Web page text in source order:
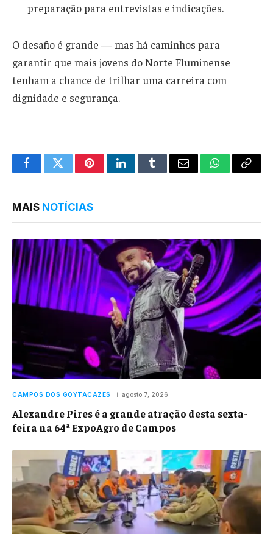
preparação para entrevistas e indicações.
O desafio é grande — mas há caminhos para
garantir que mais jovens do Norte Fluminense
tenham a chance de trilhar uma carreira com
dignidade e segurança.
FacebookTwitterPinterestLinkedInTumblrEmail WhatsApp
Copy
MAIS NOTÍCIAS
CAMPOS DOS GOYTACAZES agosto 7, 2026
Alexandre Pires é a grande atração desta sexta-
feira na 64ª ExpoAgro de Campos